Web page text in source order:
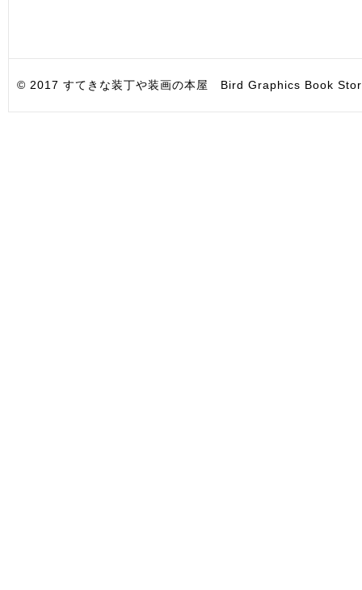
© 2017 すてきな装丁や装画の本屋 Bird Graphics Book